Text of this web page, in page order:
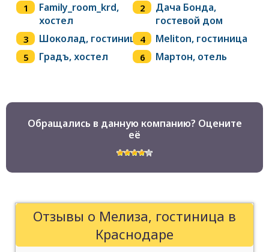
Family_room_krd,
хостел
Дача Бонда,
гостевой дом
Шоколад, гостиница
Meliton, гостиница
Градъ, хостел
Мартон, отель
Обращались в данную компанию? Оцените
её
Отзывы о Мелиза, гостиница в
Краснодаре